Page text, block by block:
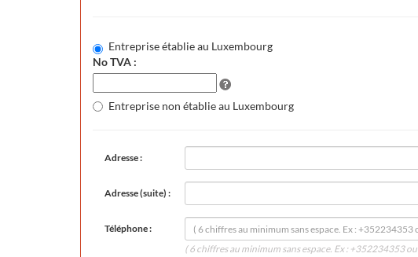
Entreprise établie au Luxembourg
No TVA :
Entreprise non établie au Luxembourg
Adresse :
Adresse (suite) :
Téléphone :
( 6 chiffres au minimum sans espace. Ex : +352234353 ou